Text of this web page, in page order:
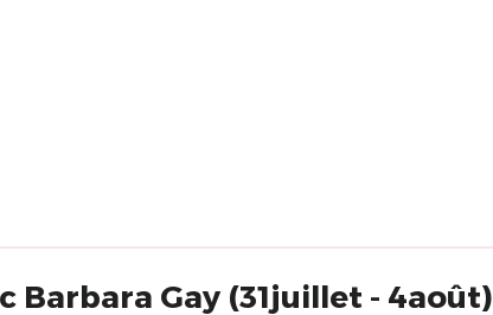
Barbara Gay (31juillet - 4août)